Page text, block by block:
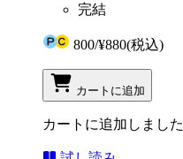
完結
800/¥880(税込)
カートに追加
カートに追加しました